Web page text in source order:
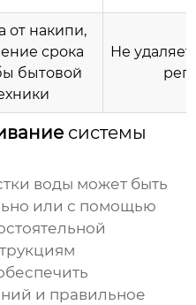
от накипи,
срока
бытовой
Не
системы
воды может быть
или с помощью
и правильное